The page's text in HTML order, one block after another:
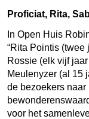
Proficiat, Rita,
In Open Huis
“Rita Pointis
Rossie (elk vijf
Meulenyzer (al 15
de bezoekers
voor het